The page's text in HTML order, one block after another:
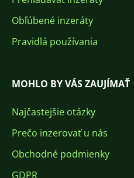
Obľúbené inzeráty
Pravidlá používania
MOHLO BY VÁS ZAUJÍMAŤ
Najčastejšie otázky
Prečo inzerovať u nás
Obchodné podmienky
GDPR